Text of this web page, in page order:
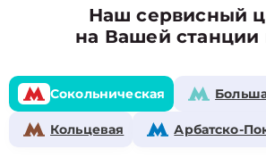
Наш сервисный
на Вашей станции
Сокольническая
Кольцевая Арбатско-